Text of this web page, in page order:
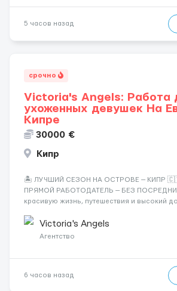
5 часов назад
срочно
Victoria's Angels: Работа
ухоженных девушек На
Кипре
30000 €
Кипр
🏝️ ЛУЧШИЙ СЕЗОН НА ОСТРОВЕ — КИПР 🇨🇾
ПРЯМОЙ РАБОТОДАТЕЛЬ — БЕЗ
красивую жизнь, путешествия и высокий
Опытная команда с годами практики —
клиентов (без ...
Victoria's Angels
Агентство
6 часов назад